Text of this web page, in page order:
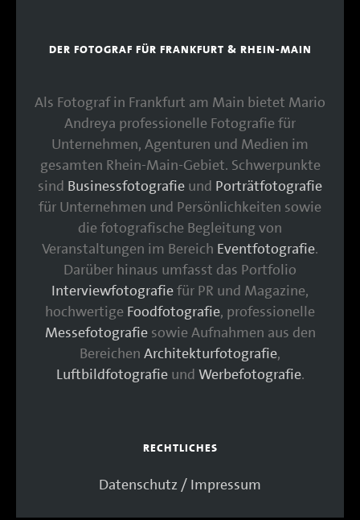
DER FOTOGRAF FÜR FRANKFURT & RHEIN-MAIN
Als Fotograf in Frankfurt am Main bietet Mario
Andreya professionelle Fotografie für
Unternehmen, Agenturen und Medien im
gesamten Rhein-Main-Gebiet. Schwerpunkte
sind Businessfotografie und Porträtfotografie
für Unternehmen und Persönlichkeiten sowie
die fotografische Begleitung von
Veranstaltungen im Bereich Eventfotografie.
Darüber hinaus umfasst das Portfolio
Interviewfotografiefür PR und Magazine,
hochwertige Foodfotografie, professionelle
Messefotografiesowie Aufnahmen aus den
Bereichen Architekturfotografie,
Luftbildfotografieund Werbefotografie.
RECHTLICHES
Datenschutz / Impressum